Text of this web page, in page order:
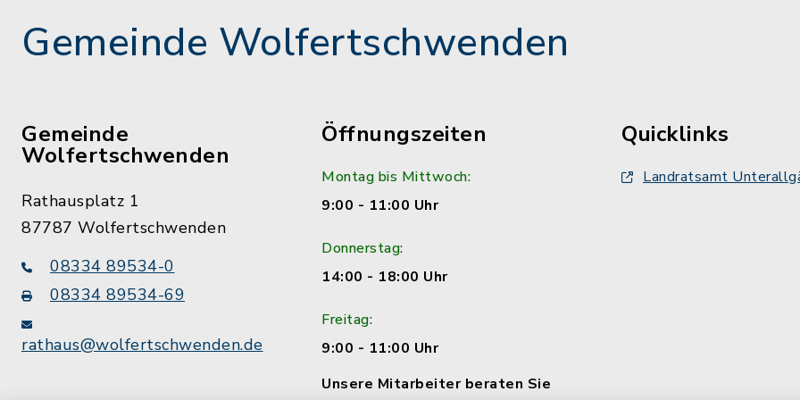
Gemeinde Wolfertschwenden
Gemeinde
Wolfertschwenden
Rathausplatz 1
87787 Wolfertschwenden
08334 89534-0
08334 89534-69
rathaus@wolfertschwenden.de
Öffnungszeiten
Montag bis Mittwoch:
9:00 - 11:00 Uhr
Donnerstag:
14:00 - 18:00 Uhr
Freitag:
9:00 - 11:00 Uhr
Unsere Mitarbeiter beraten Sie
Quicklinks
Landratsamt